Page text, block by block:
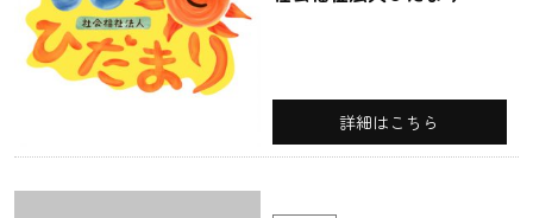
詳細はこちら